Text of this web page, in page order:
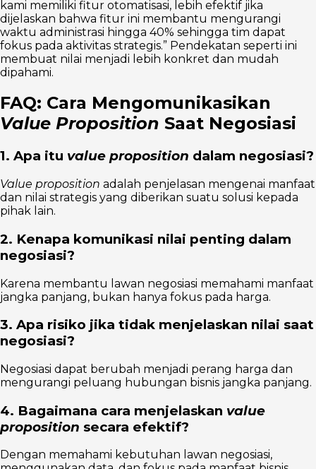
kami memiliki fitur otomatisasi, lebih efektif jika
dijelaskan bahwa fitur ini membantu mengurangi
waktu administrasi hingga 40% sehingga tim dapat
fokus pada aktivitas strategis.” Pendekatan seperti ini
membuat nilai menjadi lebih konkret dan mudah
dipahami.
FAQ: Cara Mengomunikasikan
Value Proposition Saat Negosiasi
1. Apa itu value proposition dalam negosiasi?
Value proposition adalah penjelasan mengenai manfaat
dan nilai strategis yang diberikan suatu solusi kepada
pihak lain.
2. Kenapa komunikasi nilai penting dalam
negosiasi?
Karena membantu lawan negosiasi memahami manfaat
jangka panjang, bukan hanya fokus pada harga.
3. Apa risiko jika tidak menjelaskan nilai saat
negosiasi?
Negosiasi dapat berubah menjadi perang harga dan
mengurangi peluang hubungan bisnis jangka panjang.
4. Bagaimana cara menjelaskan value
proposition secara efektif?
Dengan memahami kebutuhan lawan negosiasi,